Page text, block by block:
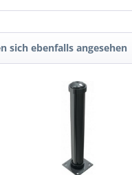
sich ebenfalls angesehen